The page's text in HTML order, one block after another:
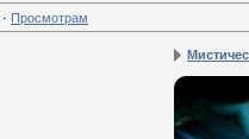
· Просмотрам